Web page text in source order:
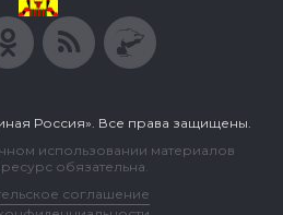
Россия». Все права защищены.
использовании материалов
обязательна.
соглашение